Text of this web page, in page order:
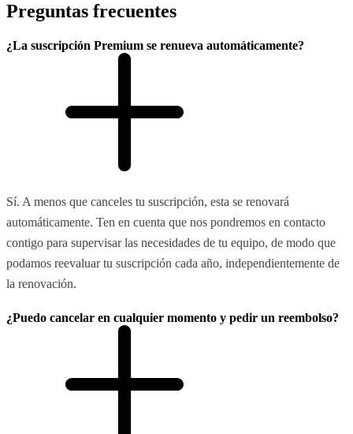
Preguntas frecuentes
¿La suscripción Premium se renueva automáticamente?
Sí. A menos que canceles tu suscripción, esta se renovará
automáticamente. Ten en cuenta que nos pondremos en contacto
contigo para supervisar las necesidades de tu equipo, de modo que
podamos reevaluar tu suscripción cada año, independientemente de
la renovación.
¿Puedo cancelar en cualquier momento y pedir un reembolso?